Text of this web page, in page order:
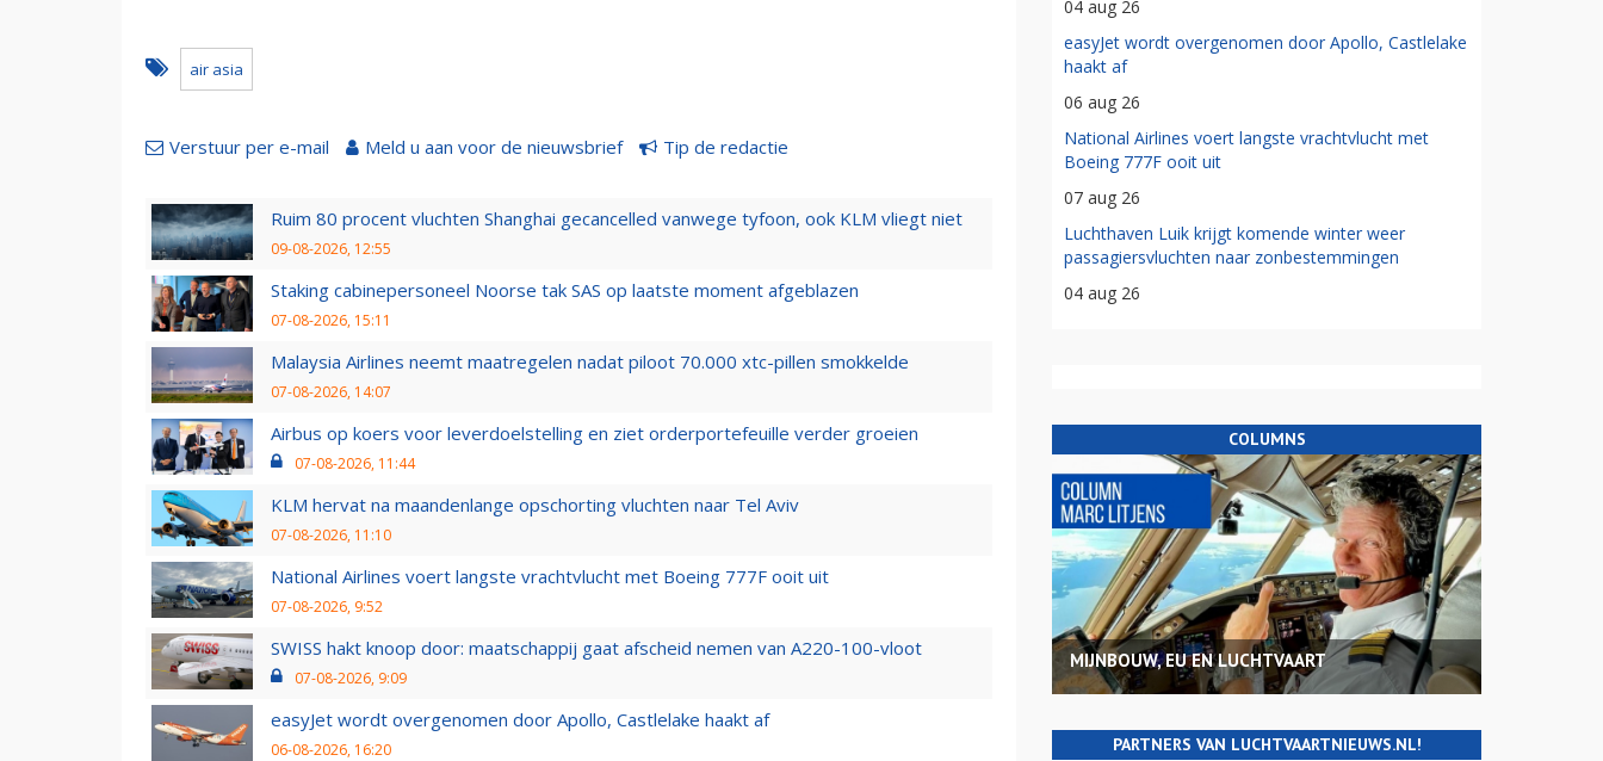
air asia
Verstuur per e-mail Meld u aan voor de nieuwsbrief Tip de redactie
Ruim 80 procent vluchten Shanghai gecancelled vanwege tyfoon, ook KLM vliegt niet
09-08-2026, 12:55
Staking cabinepersoneel Noorse tak SAS op laatste moment afgeblazen
07-08-2026, 15:11
Malaysia Airlines neemt maatregelen nadat piloot 70.000 xtc-pillen smokkelde
07-08-2026, 14:07
Airbus op koers voor leverdoelstelling en ziet orderportefeuille verder groeien
07-08-2026, 11:44
KLM hervat na maandenlange opschorting vluchten naar Tel Aviv
07-08-2026, 11:10
National Airlines voert langste vrachtvlucht met Boeing 777F ooit uit
07-08-2026, 9:52
SWISS hakt knoop door: maatschappij gaat afscheid nemen van A220-100-vloot
07-08-2026, 9:09
easyJet wordt overgenomen door Apollo, Castlelake haakt af
06-08-2026, 16:20
04 aug 26
easyJet wordt overgenomen door Apollo, Castlelake
haakt af
06 aug 26
National Airlines voert langste vrachtvlucht met
Boeing 777F ooit uit
07 aug 26
Luchthaven Luik krijgt komende winter weer
passagiersvluchten naar zonbestemmingen
04 aug 26
COLUMNS
MIJNBOUW, EU EN LUCHTVAART
PARTNERS VAN LUCHTVAARTNIEUWS.NL!